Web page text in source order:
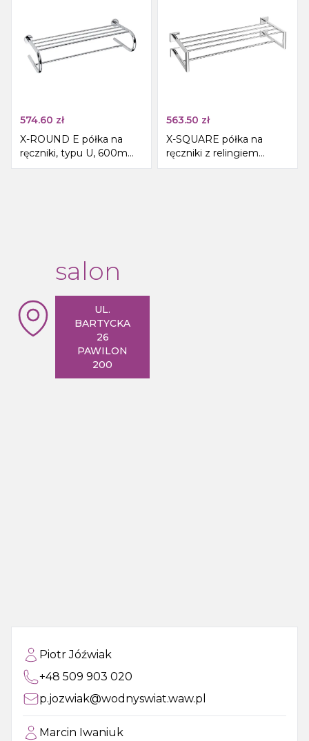
574.60 zł
X-ROUND E półka na
ręczniki, typu U, 600mm,
chrom
563.50 zł
X-SQUARE półka na
ręczniki z relingiem
650x155x255mm, chrom
salon
UL.
BARTYCKA
26
PAWILON
200
Piotr Jóźwiak
+48 509 903 020
p.jozwiak@wodnyswiat.waw.pl
Marcin Iwaniuk